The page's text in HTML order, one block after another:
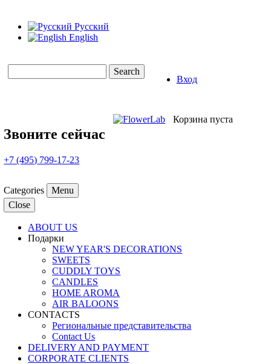
Русский
English
Вход
Звоните сейчас
+7 (495) 799-17-23
Корзина пуста
Categories
Menu
Close
ABOUT US
Подарки
NEW YEAR'S DECORATIONS
SWEETS
CUDDLY TOYS
CANDLES
HOME AROMA
AIR BALOONS
CONTACTS
Региональные представительства
Contact Us
DELIVERY AND PAYMENT
CORPORATE CLIENTS